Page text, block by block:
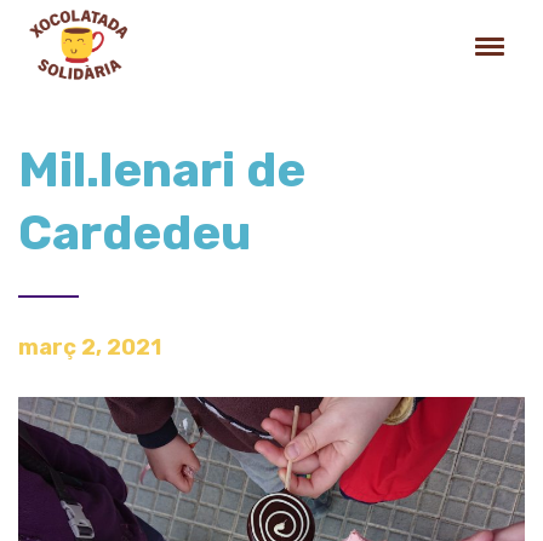
Mil.lenari de
Cardedeu
març 2, 2021